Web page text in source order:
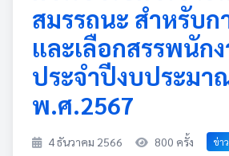
สมรรถนะ สำหรับก
และเลือกสรรพนัก
ประจำปีงบประมา
พ.ศ.2567
4 ธันวาคม 2566 800 ครั้ง ข่า